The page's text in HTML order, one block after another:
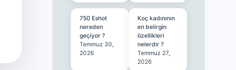
750 Eshot
nereden
geçiyor ?
Temmuz 30,
2026
Koç kadınının
en belirgin
özellikleri
nelerdir ?
Temmuz 27,
2026